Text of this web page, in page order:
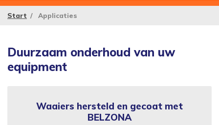
Start Applicaties
Duurzaam onderhoud van uw
equipment
Waaiers hersteld en gecoat met
BELZONA